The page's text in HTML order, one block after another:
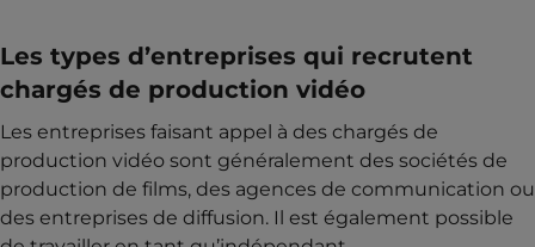
Les types d’entreprises qui recrutent
chargés de production vidéo
Les entreprises faisant appel à des chargés de
production vidéo sont généralement des sociétés de
production de films, des agences de communication ou
des entreprises de diffusion. Il est également possible